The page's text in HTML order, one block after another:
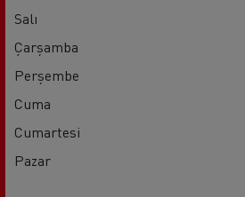
Salı
Çarşamba
Perşembe
Cuma
Cumartesi
Pazar